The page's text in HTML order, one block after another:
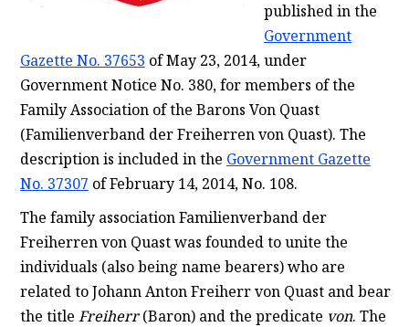
published in the
Government
Gazette No. 37653 of May 23, 2014, under
Government Notice No. 380, for members of the
Family Association of the Barons Von Quast
(Familienverband der Freiherren von Quast). The
description is included in the Government Gazette
No. 37307 of February 14, 2014, No. 108.
The family association Familienverband der
Freiherren von Quast was founded to unite the
individuals (also being name bearers) who are
related to Johann Anton Freiherr von Quast and bear
the title Freiherr(Baron) and the predicate von. The